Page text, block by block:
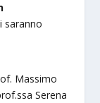
saranno
Massimo
Serena